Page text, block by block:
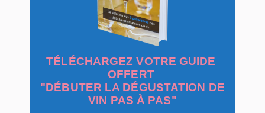
TÉLÉCHARGEZ VOTRE GUIDE
OFFERT
"DÉBUTER LA DÉGUSTATION DE
VIN PAS À PAS"